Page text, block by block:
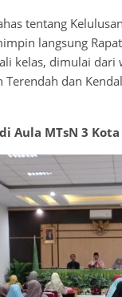
tentang
langsung
kelas, dimulai dari
dan
Aula MTsN 3